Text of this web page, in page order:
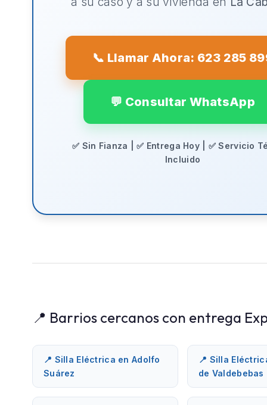
📞 Llamar Ahora: 623 285
💬 Consultar WhatsApp
✅ Sin Fianza | ✅ Entrega Hoy | ✅ Servicio
Incluido
📍 Barrios cercanos con entrega
📍 Silla Eléctrica en Adolfo
Suárez
📍 Silla
de Valdebebas